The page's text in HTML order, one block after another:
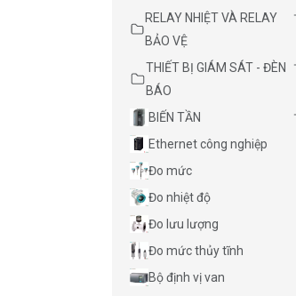
RELAY NHIỆT VÀ RELAY
BẢO VỆ
THIẾT BỊ GIÁM SÁT - ĐÈN
BÁO
BIẾN TẦN
Ethernet công nghiệp
Đo mức
Đo nhiệt độ
Đo lưu lượng
Đo mức thủy tĩnh
Bộ định vị van